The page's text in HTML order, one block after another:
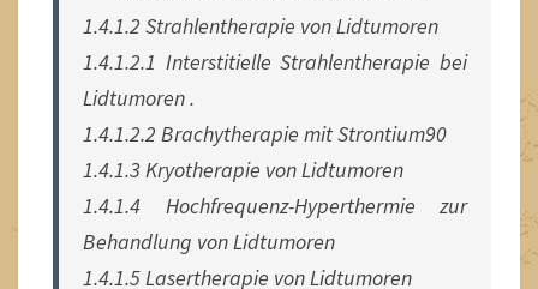
1.4.1.2 Strahlentherapie von Lidtumoren
1.4.1.2.1 Interstitielle Strahlentherapie bei
Lidtumoren .
1.4.1.2.2 Brachytherapie mit Strontium90
1.4.1.3 Kryotherapie von Lidtumoren
1.4.1.4 Hochfrequenz-Hyperthermie zur
Behandlung von Lidtumoren
1.4.1.5 Lasertherapie von Lidtumoren